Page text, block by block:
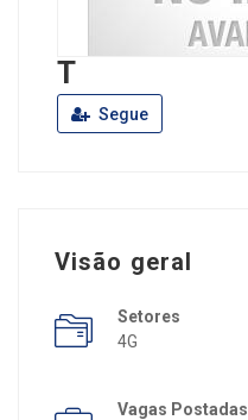
T
Segue
Visão geral
Setores
4G
Vagas Postadas